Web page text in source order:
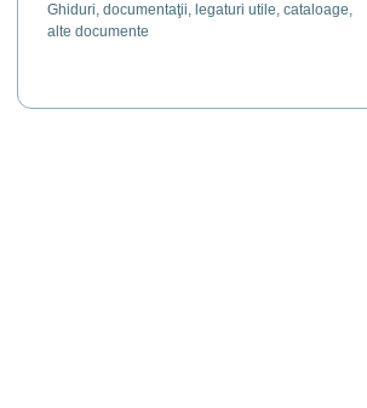
Ghiduri, documentaţii, legaturi utile, cataloage,
alte documente